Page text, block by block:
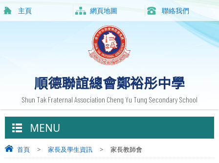
順德聯誼總會鄭裕彤中學
Shun Tak Fraternal Association Cheng Yu Tung Secondary School
主頁 網頁地圖 聯絡我們
MENU
首頁 > 家長及學生資訊 > 家長教師會